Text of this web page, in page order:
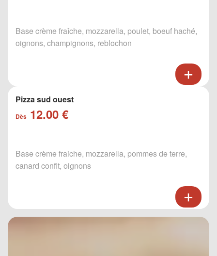
Base crème fraîche, mozzarella, poulet, boeuf haché,
oignons, champignons, reblochon
Pizza sud ouest
Dès 12.00 €
Base crème fraiche, mozzarella, pommes de terre,
canard confit, oignons